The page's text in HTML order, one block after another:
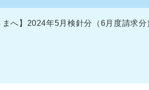
まへ】2024年5月検針分（6月度請求